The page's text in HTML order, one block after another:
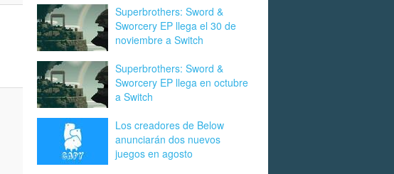
Superbrothers: Sword &
Sworcery EP llega el 30 de
noviembre a Switch
Superbrothers: Sword &
Sworcery EP llega en octubre
a Switch
Los creadores de Below
anunciarán dos nuevos
juegos en agosto